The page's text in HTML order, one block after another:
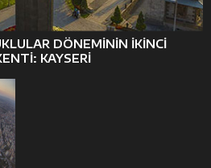
DÖNEMININ IKINCI
KAYSERI